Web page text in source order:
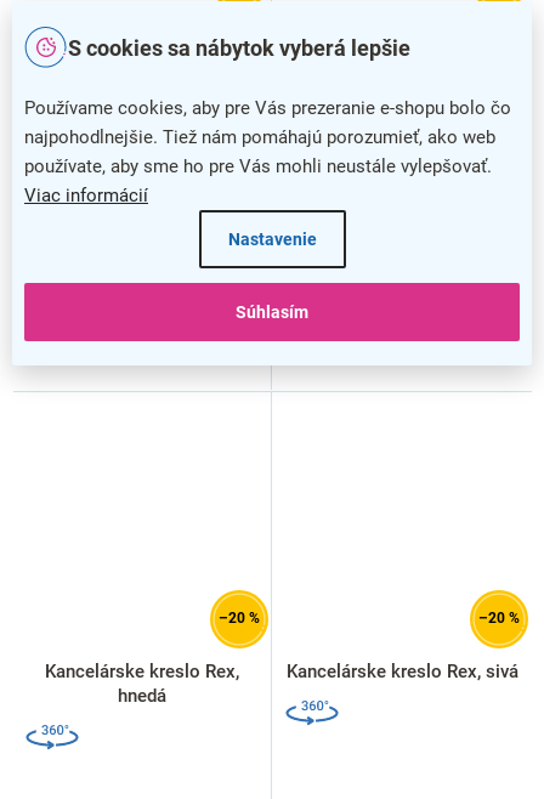
S cookies sa nábytok vyberá lepšie
Používame cookies, aby pre Vás prezeranie e-shopu bolo čo
najpohodlnejšie. Tiež nám pomáhajú porozumieť, ako web
používate, aby sme ho pre Vás mohli neustále vylepšovať.
Viac informácií
Nastavenie
Súhlasím
Kancelárske kreslo Rex,
béžová
čierna
–20 %
Kancelárske kreslo Rex,
hnedá
–20 %
Kancelárske kreslo Rex, sivá